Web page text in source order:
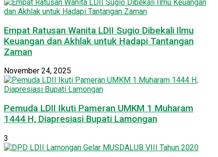
Empat Ratusan Wanita LDII Sugio Dibekali Ilmu
Keuangan dan Akhlak untuk Hadapi Tantangan
Zaman
November 24, 2025
Pemuda LDII Ikuti Pameran UMKM 1 Muharam
1444 H, Diapresiasi Bupati Lamongan
3